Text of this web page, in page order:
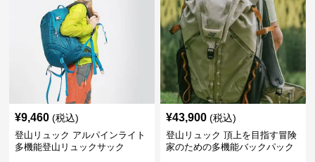
¥9,460 (税込)
登山リュック アルパインライト
多機能登山リュックサック
¥43,900 (税込)
登山リュック 頂上を目指す冒険
家のための多機能バックパック